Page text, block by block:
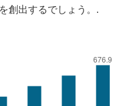
創出するでしょう。.